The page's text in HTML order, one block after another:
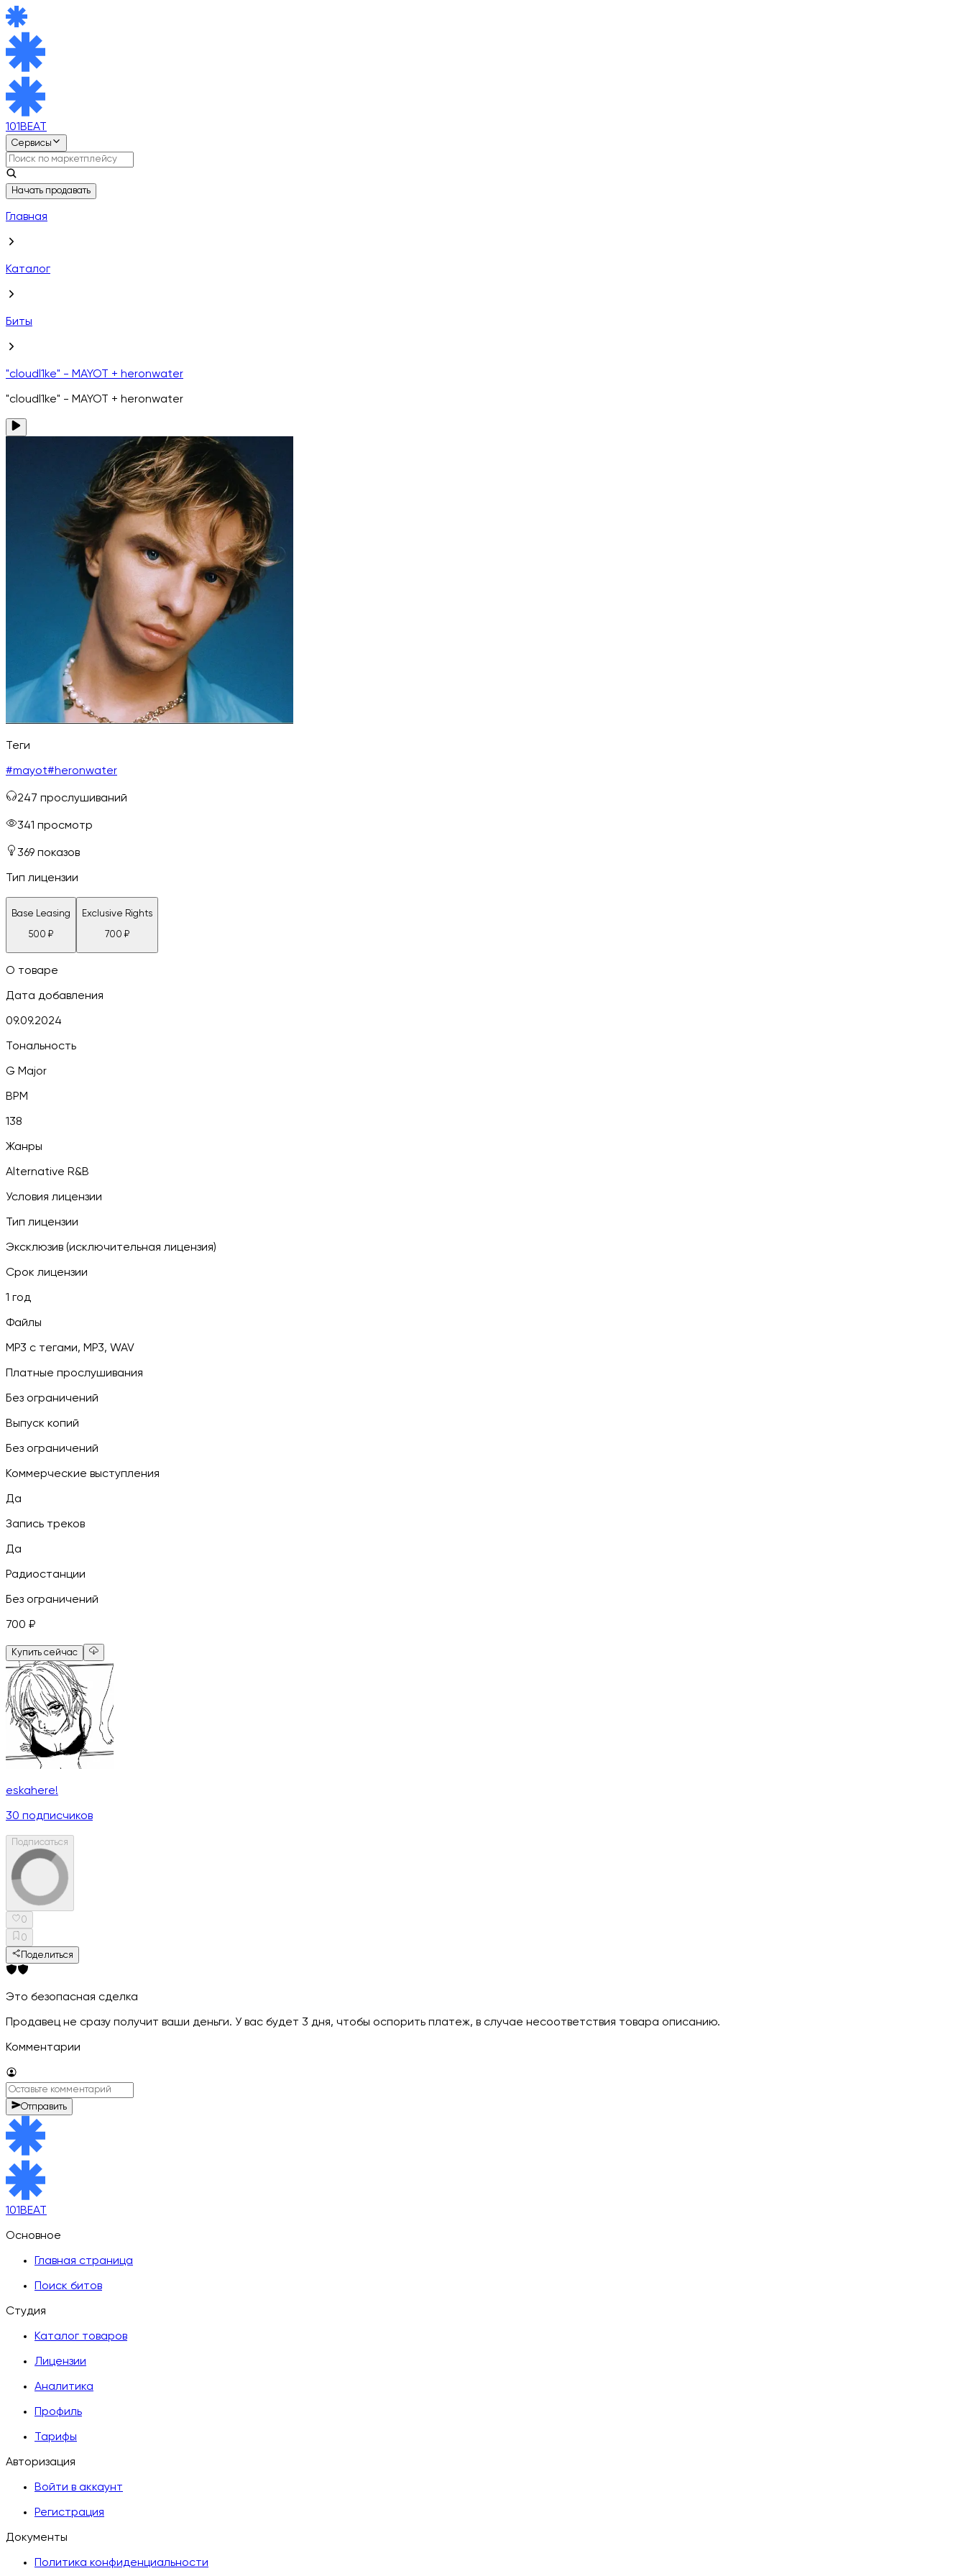
101BEAT
Сервисы
Начать продавать
Главная
Каталог
Биты
"cloudl1ke" - MAYOT + heronwater
"cloudl1ke" - MAYOT + heronwater
Теги
#mayot#heronwater
247 прослушиваний
341 просмотр
369 показов
Тип лицензии
Base Leasing
500 ₽
Exclusive Rights
700 ₽
О товаре
Дата добавления
09.09.2024
Тональность
G Major
BPM
138
Жанры
Alternative R&B
Условия лицензии
Тип лицензии
Эксклюзив (исключительная лицензия)
Срок лицензии
1 год
Файлы
MP3 c тегами, MP3, WAV
Платные прослушивания
Без ограничений
Выпуск копий
Без ограничений
Коммерческие выступления
Да
Запись треков
Да
Радиостанции
Без ограничений
700 ₽
Купить сейчас
eskahere!
30 подписчиков
Подписаться
0
0
Поделиться
Это безопасная сделка
Продавец не сразу получит ваши деньги. У вас будет 3 дня, чтобы оспорить платеж, в случае несоответствия товара описанию.
Комментарии
Отправить
101BEAT
Основное
Главная страница
Поиск битов
Студия
Каталог товаров
Лицензии
Аналитика
Профиль
Тарифы
Авторизация
Войти в аккаунт
Регистрация
Документы
Политика конфиденциальности